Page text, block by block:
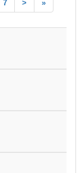
7 > »